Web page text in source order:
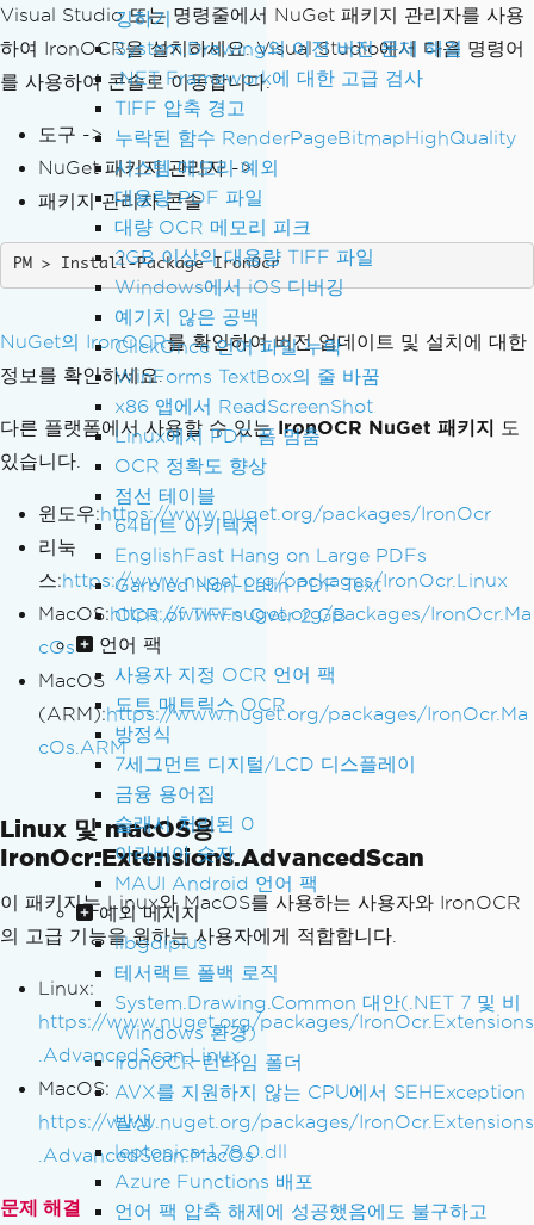
깅하기
System.Drawing의 이전 버전 문제 해결
.NET Framework에 대한 고급 검사
TIFF 압축 경고
누락된 함수 RenderPageBitmapHighQuality
시스템 메모리 예외
대용량 PDF 파일
대량 OCR 메모리 피크
2GB 이상의 대용량 TIFF 파일
Windows에서 iOS 디버깅
예기치 않은 공백
ClickOnce 언어 파일 누락
WinForms TextBox의 줄 바꿈
x86 앱에서 ReadScreenShot
Linux에서 PDF 폼 멈춤
OCR 정확도 향상
점선 테이블
64비트 아키텍처
EnglishFast Hang on Large PDFs
Garbled Non-Latin PDF Text
OCR of TIFFs Over 2 GB
언어 팩
사용자 지정 OCR 언어 팩
도트 매트릭스 OCR
방정식
7세그먼트 디지털/LCD 디스플레이
금융 용어집
슬래시 처리된 0
아라비아 숫자
MAUI Android 언어 팩
예외 메시지
libgdiplus
테서랙트 폴백 로직
System.Drawing.Common 대안(.NET 7 및 비
Windows 환경)
IronOCR 런타임 폴더
AVX를 지원하지 않는 CPU에서 SEHException
발생
leptonica-1.78.0.dll
Azure Functions 배포
언어 팩 압축 해제에 성공했음에도 불구하고
Visual Studio 또는 명령줄에서 NuGet 패키지 관리자를 사용
하여 IronOCR을 설치하세요. Visual Studio에서 다음 명령어
를 사용하여 콘솔로 이동합니다.
도구 ->
NuGet 패키지 관리자 ->
패키지 관리자 콘솔
Install-Package IronOcr
NuGet의 IronOCR를 확인하여 버전 업데이트 및 설치에 대한
정보를 확인하세요.
다른 플랫폼에서 사용할 수 있는 IronOCR NuGet 패키지
도
있습니다.
윈도우:https://www.nuget.org/packages/IronOcr
리눅
스:https://www.nuget.org/packages/IronOcr.Linux
MacOS:https://www.nuget.org/packages/IronOcr.Ma
cOs
MacOS
(ARM):https://www.nuget.org/packages/IronOcr.Ma
cOs.ARM
Linux 및 macOS용
IronOcr.Extensions.AdvancedScan
이 패키지는 Linux와 MacOS를 사용하는 사용자와 IronOCR
의 고급 기능을 원하는 사용자에게 적합합니다.
Linux:
https://www.nuget.org/packages/IronOcr.Extensions
.AdvancedScan.Linux
MacOS:
https://www.nuget.org/packages/IronOcr.Extensions
.AdvancedScan.MacOs
문제 해결